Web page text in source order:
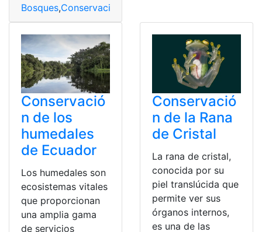
Bosques,Conservación
Conservació
n de los
humedales
de Ecuador
Los humedales son
ecosistemas vitales
que proporcionan
una amplia gama
de servicios
Conservació
n de la Rana
de Cristal
La rana de cristal,
conocida por su
piel translúcida que
permite ver sus
órganos internos,
es una de las